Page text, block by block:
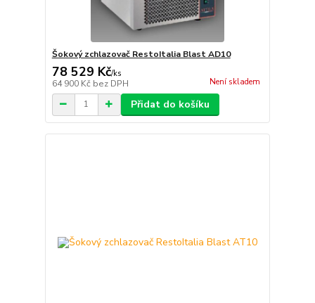
Šokový zchlazovač RestoItalia Blast AD10
78 529 Kč/ks
64 900 Kč bez DPH Není skladem
Přidat do košíku